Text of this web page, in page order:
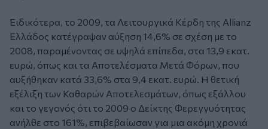
Ειδικότερα, το 2009, τα Λειτουργικά Κέρδη της Allianz
Ελλάδος κατέγραψαν αύξηση 14,6% σε σχέση με το
2008, παραμένοντας σε υψηλά επίπεδα, στα 13,9 εκατ.
ευρώ, όπως και τα Αποτελέσματα Μετά Φόρων, που
αυξήθηκαν κατά 33,6% στα 9,4 εκατ. ευρώ. Η θετική
εξέλιξη των Καθαρών Αποτελεσμάτων, όπως εξάλλου
και το γεγονός ότι το 2009 ο Δείκτης Φερεγγυότητας
ανήλθε στο 161%, επιβεβαίωσαν για μια ακόμη χρονιά